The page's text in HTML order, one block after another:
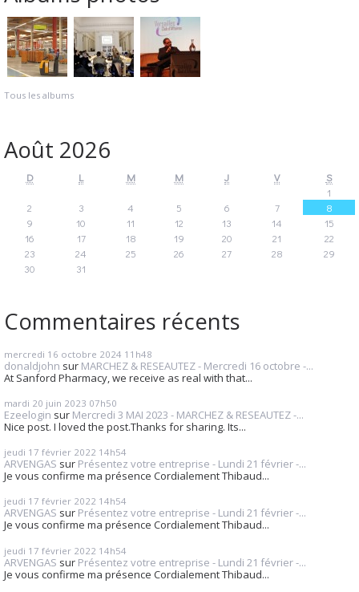
Tous les albums
Août 2026
D L M M J V
S
1
2
3 4 5 6 7
8
9
10 11 12 13 14
15
16
17 18 19 20 21
22
23
24 25 26 27 28
29
30
31
Commentaires récents
mercredi 16 octobre 2024 11h48
donaldjohn sur MARCHEZ & RESEAUTEZ - Mercredi 16 octobre -...
At Sanford Pharmacy, we receive as real with that...
mardi 20 juin 2023 07h50
Ezeelogin sur Mercredi 3 MAI 2023 - MARCHEZ & RESEAUTEZ -...
Nice post. I loved the post.Thanks for sharing. Its...
jeudi 17 février 2022 14h54
ARVENGAS sur Présentez votre entreprise - Lundi 21 février -...
Je vous confirme ma présence Cordialement Thibaud...
jeudi 17 février 2022 14h54
ARVENGAS sur Présentez votre entreprise - Lundi 21 février -...
Je vous confirme ma présence Cordialement Thibaud...
jeudi 17 février 2022 14h54
ARVENGAS sur Présentez votre entreprise - Lundi 21 février -...
Je vous confirme ma présence Cordialement Thibaud...